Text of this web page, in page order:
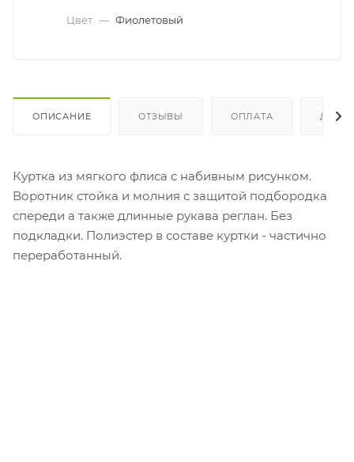
Цвет — Фиолетовый
ОПИСАНИЕ ОТЗЫВЫ ОПЛАТА
Куртка из мягкого флиса с набивным рисунком.
Воротник стойка и молния с защитой подбородка
спереди а также длинные рукава реглан. Без
подкладки. Полиэстер в составе куртки - частично
переработанный.